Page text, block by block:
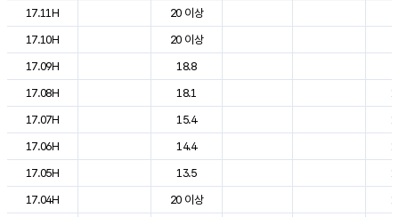
도시별 기상실황표로 지점, 날씨, 기온, 강수, 바람, 기압등을 안내한 표입
17.11H
20 이상
17.10H
20 이상
17.09H
18.8
17.08H
18.1
17.07H
15.4
17.06H
14.4
17.05H
13.5
17.04H
20 이상